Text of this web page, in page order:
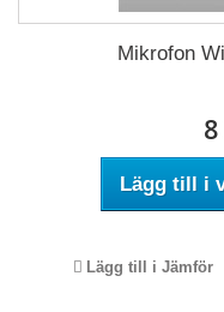
Mikrofon
Lägg till i
Lägg till i Jämför